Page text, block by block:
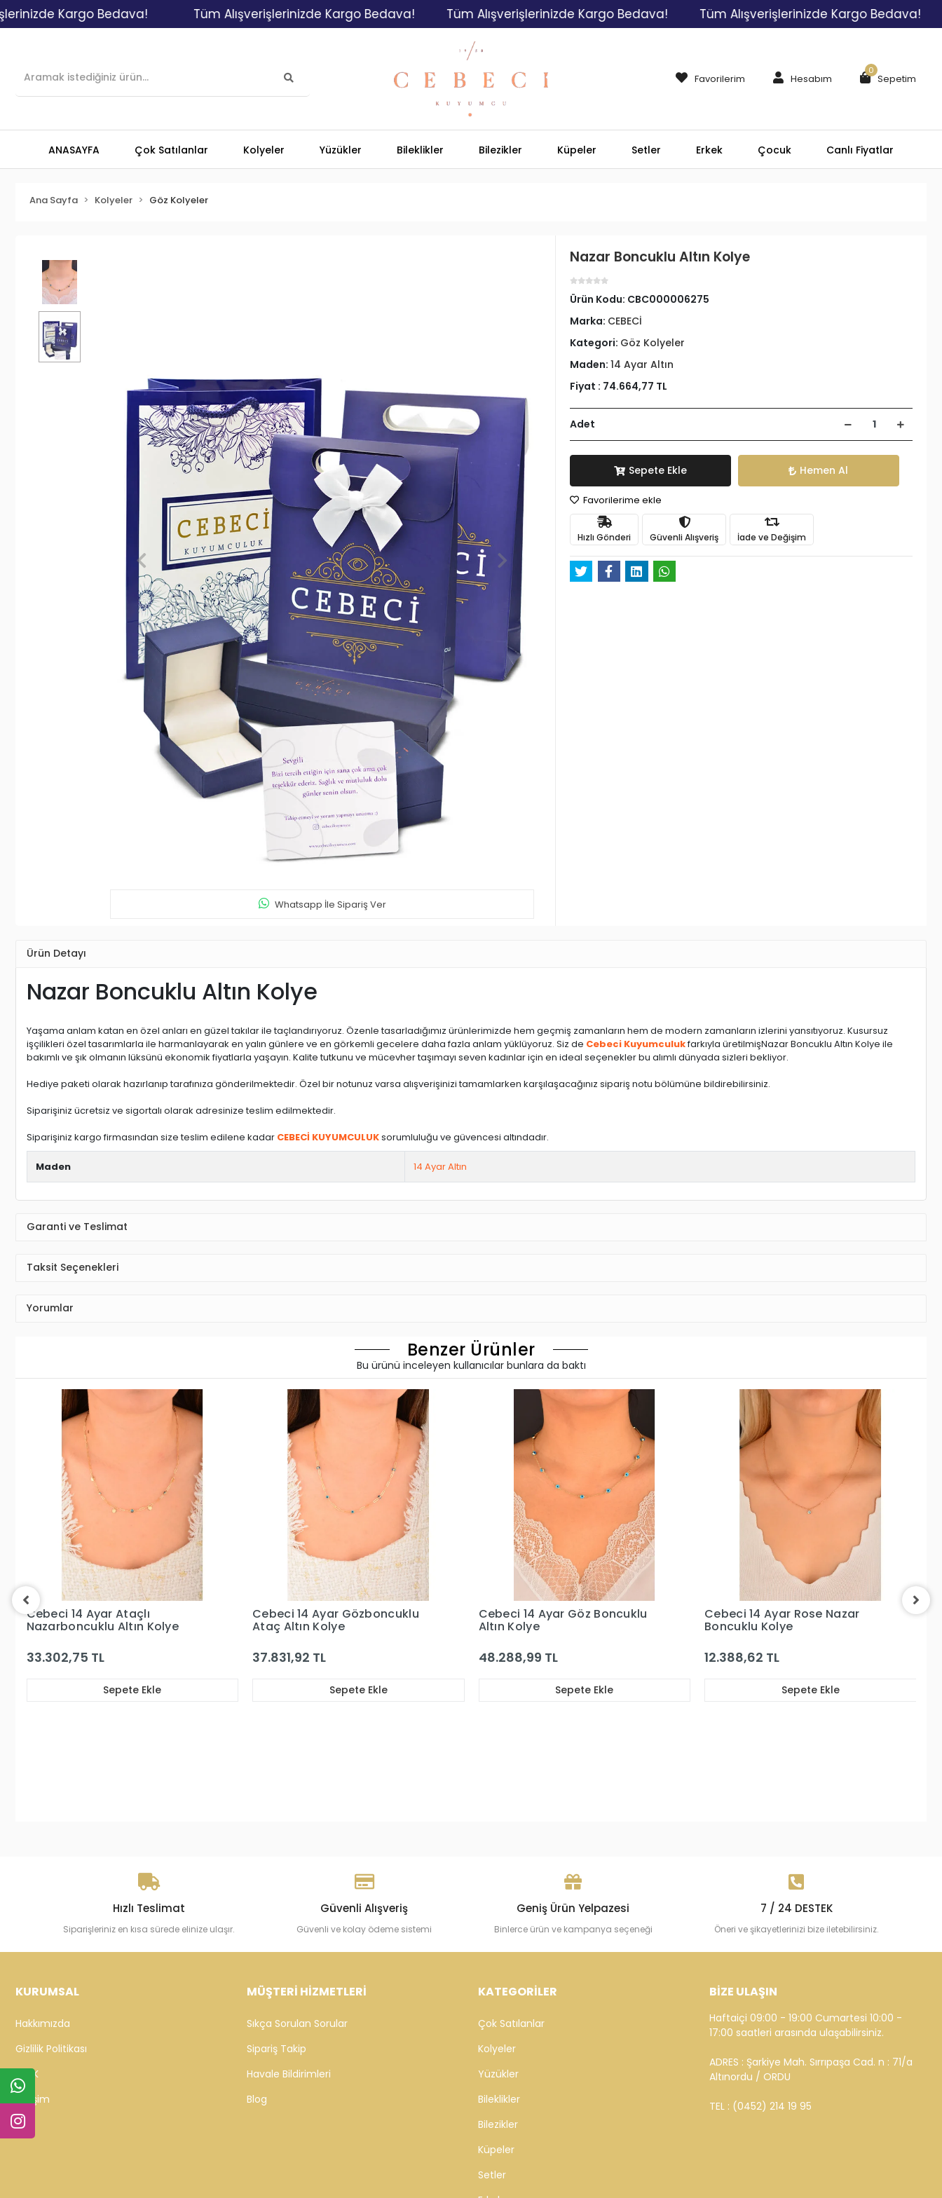
Kargo Bedava! Tüm Alışverişlerinizde Kargo Bedava! Tüm Alışverişlerinizde Kargo Bedava! Tüm Alışverişlerinizde Kargo Bedava!
Favorilerim Hesabım Sepetim
0
ANASAYFA Çok Satılanlar Kolyeler Yüzükler Bileklikler Bilezikler Küpeler Setler Erkek Çocuk Canlı Fiyatlar
Ana Sayfa Kolyeler Göz Kolyeler
Whatsapp İle Sipariş Ver
Nazar Boncuklu Altın Kolye
Ürün Kodu: CBC000006275
Marka: CEBECİ
Kategori: Göz Kolyeler
Maden: 14 Ayar Altın
Fiyat : 74.664,77 TL
Adet
Sepete Ekle Hemen Al
Favorilerime ekle
Hızlı Gönderi Güvenli Alışveriş İade ve Değişim
Ürün Detayı
Nazar Boncuklu Altın Kolye
Yaşama anlam katan en özel anları en güzel takılar ile taçlandırıyoruz. Özenle tasarladığımız ürünlerimizde hem geçmiş zamanların hem de modern zamanların izlerini yansıtıyoruz. Kusursuz
işçilikleri özel tasarımlarla ile harmanlayarak en yalın günlere ve en görkemli gecelere daha fazla anlam yüklüyoruz. Siz de Cebeci Kuyumculukfarkıyla üretilmişNazar Boncuklu Altın Kolye ile
bakımlı ve şık olmanın lüksünü ekonomik fiyatlarla yaşayın. Kalite tutkunu ve mücevher taşımayı seven kadınlar için en ideal seçenekler bu alımlı dünyada sizleri bekliyor.
Hediye paketi olarak hazırlanıp tarafınıza gönderilmektedir. Özel bir notunuz varsa alışverişinizi tamamlarken karşılaşacağınız sipariş notu bölümüne bildirebilirsiniz.
Siparişiniz ücretsiz ve sigortalı olarak adresinize teslim edilmektedir.
Siparişiniz kargo firmasından size teslim edilene kadar CEBECİ KUYUMCULUKsorumluluğu ve güvencesi altındadır.
Maden 14 Ayar Altın
Garanti ve Teslimat
Taksit Seçenekleri
Yorumlar
Benzer Ürünler
Bu ürünü inceleyen kullanıcılar bunlara da baktı
Cebeci 14 Ayar Gözboncuklu
Ataç Altın Kolye
37.831,92 TL
Sepete Ekle
Cebeci 14 Ayar Göz Boncuklu
Altın Kolye
48.288,99 TL
Sepete Ekle
Cebeci 14 Ayar Rose Nazar
Boncuklu Kolye
12.388,62 TL
Sepete Ekle
Cebeci 14 Ayar Göz Altın Kolye
91.649,17 TL
Sepete Ekle
Hızlı Teslimat
Siparişleriniz en kısa sürede elinize ulaşır.
Güvenli Alışveriş
Güvenli ve kolay ödeme sistemi
Geniş Ürün Yelpazesi
Binlerce ürün ve kampanya seçeneği
7 / 24 DESTEK
Öneri ve şikayetlerinizi bize iletebilirsiniz.
KURUMSAL
Hakkımızda
Gizlilik Politikası
KVKK
İletişim
MÜŞTERİ HİZMETLERİ
Sıkça Sorulan Sorular
Sipariş Takip
Havale Bildirimleri
Blog
KATEGORİLER
Çok Satılanlar
Kolyeler
Yüzükler
Bileklikler
Bilezikler
Küpeler
Setler
BİZE ULAŞIN
Haftaiçi 09:00 - 19:00 Cumartesi 10:00 -
17:00 saatleri arasında ulaşabilirsiniz.
ADRES : Şarkiye Mah. Sırrıpaşa Cad. n : 71/a
Altınordu / ORDU
TEL : (0452) 214 19 95